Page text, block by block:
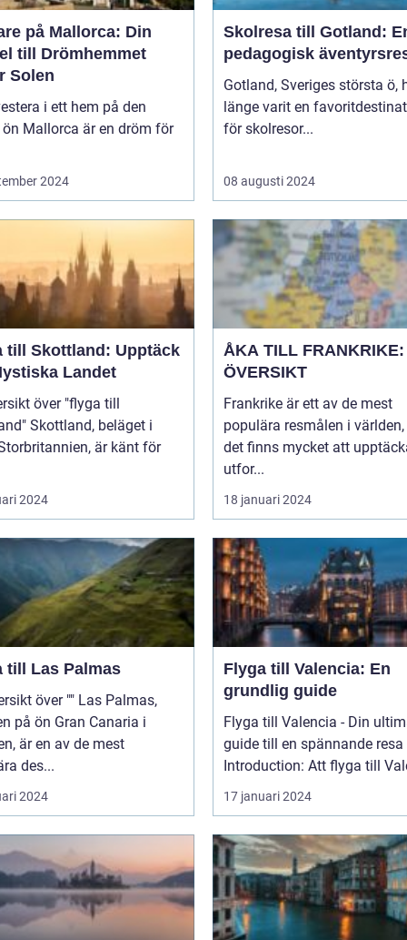
på Mallorca: Din
till Drömhemmet
Solen
i ett hem på den
Mallorca är en dröm för
2024
Skolresa till Gotland:
pedagogisk
Gotland, Sveriges största ö,
länge varit en
för skolresor...
08 augusti 2024
till Skottland: Upptäck
Landet
över "flyga till
beläget i
är känt för
2024
ÅKA TILL FRANKRIKE:
ÖVERSIKT
Frankrike är ett av de mest
populära resmålen i
det finns mycket att
utfor...
18 januari 2024
till Las Palmas
över "" Las Palmas,
på ön Gran Canaria i
är en av de mest
des...
2024
Flyga till Valencia: En
grundlig guide
Flyga till Valencia - Din
guide till en spännande resa
Introduction: Att flyga till
17 januari 2024